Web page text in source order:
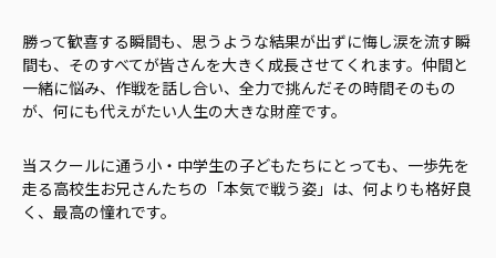
勝って歓喜する瞬間も、思うような結果が出ずに悔し涙を流す瞬
間も、そのすべてが皆さんを大きく成長させてくれます。仲間と
一緒に悩み、作戦を話し合い、全力で挑んだその時間そのもの
が、何にも代えがたい人生の大きな財産です。
当スクールに通う小・中学生の子どもたちにとっても、一歩先を
走る高校生お兄さんたちの「本気で戦う姿」は、何よりも格好良
く、最高の憧れです。